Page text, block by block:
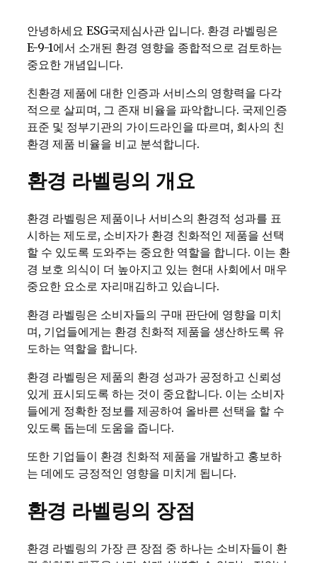
안녕하세요 ESG국제심사관 입니다. 환경 라벨링은
E-9-1에서 소개된 환경 영향을 종합적으로 검토하는
중요한 개념입니다.
친환경 제품에 대한 인증과 서비스의 영향력을 다각
적으로 살피며, 그 존재 비율을 파악합니다. 국제인증
표준 및 정부기관의 가이드라인을 따르며, 회사의 친
환경 제품 비율을 비교 분석합니다.
환경 라벨링의 개요
환경 라벨링은 제품이나 서비스의 환경적 성과를 표
시하는 제도로, 소비자가 환경 친화적인 제품을 선택
할 수 있도록 도와주는 중요한 역할을 합니다. 이는 환
경 보호 의식이 더 높아지고 있는 현대 사회에서 매우
중요한 요소로 자리매김하고 있습니다.
환경 라벨링은 소비자들의 구매 판단에 영향을 미치
며, 기업들에게는 환경 친화적 제품을 생산하도록 유
도하는 역할을 합니다.
환경 라벨링은 제품의 환경 성과가 공정하고 신뢰성
있게 표시되도록 하는 것이 중요합니다. 이는 소비자
들에게 정확한 정보를 제공하여 올바른 선택을 할 수
있도록 돕는데 도움을 줍니다.
또한 기업들이 환경 친화적 제품을 개발하고 홍보하
는 데에도 긍정적인 영향을 미치게 됩니다.
환경 라벨링의 장점
환경 라벨링의 가장 큰 장점 중 하나는 소비자들이 환